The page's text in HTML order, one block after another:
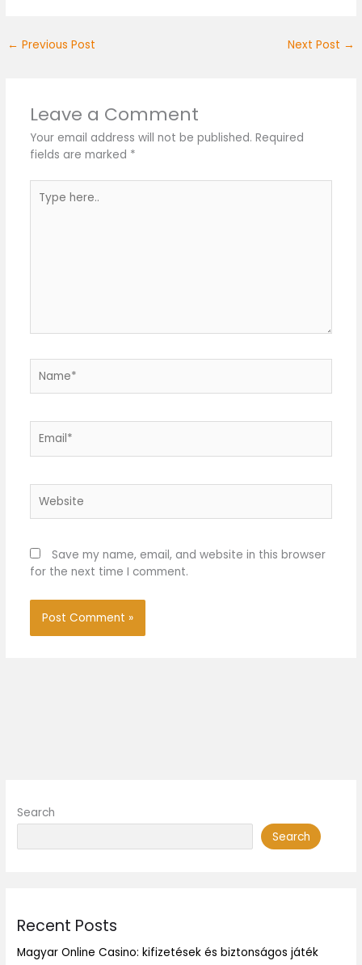
← Previous Post Next Post →
Leave a Comment
Your email address will not be published. Required
fields are marked *
here..
Save my name, email, and website in this browser
for the next time I comment.
Search
Search
Recent Posts
Magyar Online Casino: kifizetések és biztonságos játék